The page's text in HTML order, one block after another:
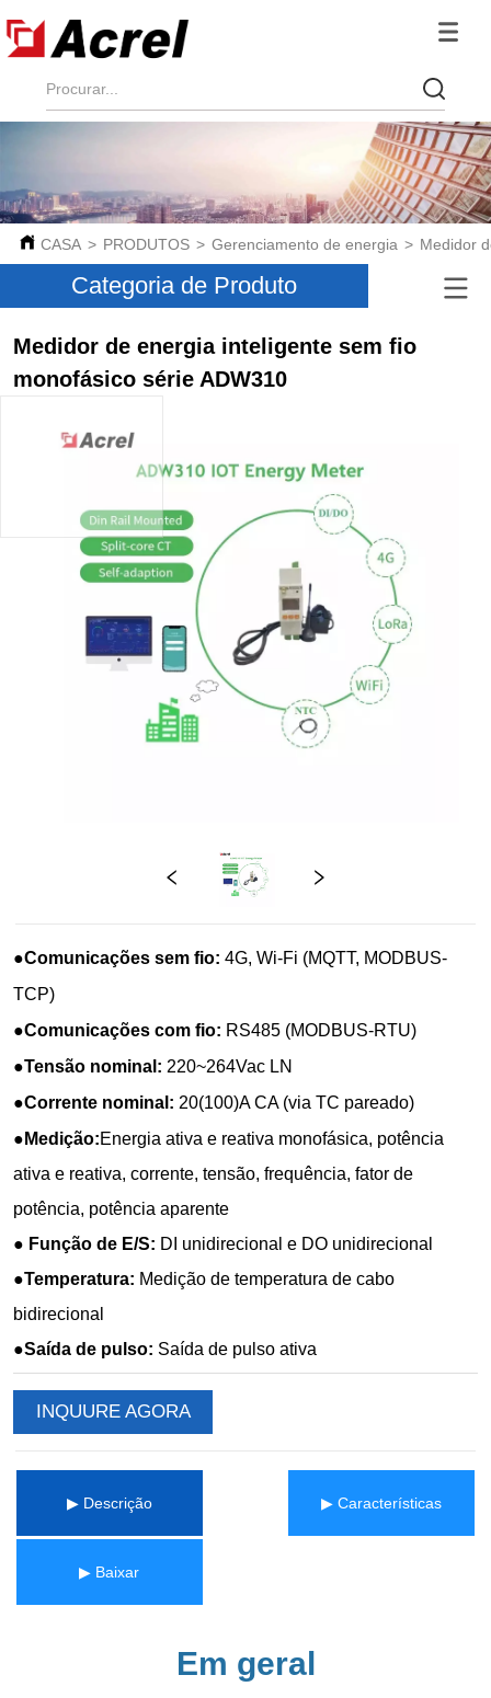
CASA > PRODUTOS > Gerenciamento de energia > Medidor
Categoria de Produto
Medidor de energia inteligente sem fio
monofásico série ADW310
INQUURE AGORA
▶ Descrição ▶ Características
▶ Baixar